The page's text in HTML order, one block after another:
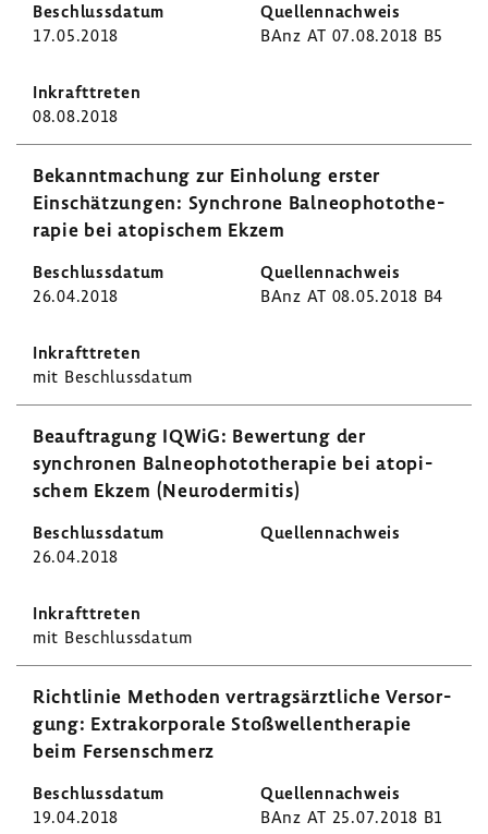
17.05.2018 BAnz AT 07.08.2018 B5
08.08.2018
Bekannt­ma­chung zur Einho­lung erster
Einschät­zungen: Synchrone Balneo­pho­to­the­
rapie bei atopi­schem Ekzem
26.04.2018 BAnz AT 08.05.2018 B4
mit Beschluss­datum
Beauf­tra­gung IQWiG: Bewer­tung der
synchronen Balneo­pho­to­the­rapie bei atopi­
schem Ekzem (Neuro­der­mitis)
26.04.2018
mit Beschluss­datum
Richt­linie Methoden vertrags­ärzt­liche Versor­
gung: Extra­kor­po­rale Stoß­wel­len­the­rapie
beim Fersen­schmerz
19.04.2018 BAnz AT 25.07.2018 B1